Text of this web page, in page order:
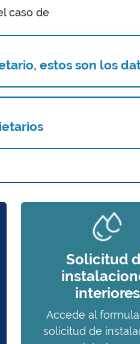
caso de
estos son los
Solicitud
interiores
Accede al
solicitud de